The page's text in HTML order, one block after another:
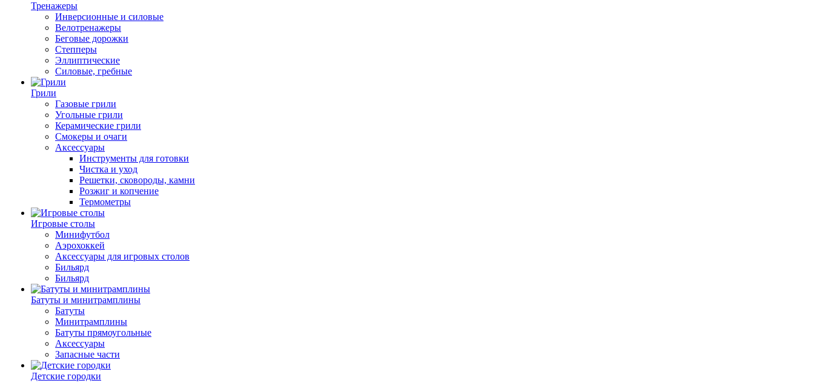
Тренажеры
Инверсионные и силовые
Велотренажеры
Беговые дорожки
Степперы
Эллиптические
Силовые, гребные
Грили
Газовые грили
Угольные грили
Керамические грили
Смокеры и очаги
Аксессуары
Инструменты для готовки
Чистка и уход
Решетки, сковороды, камни
Розжиг и копчение
Термометры
Игровые столы
Минифутбол
Аэрохоккей
Аксессуары для игровых столов
Бильяpд
Бильяpд
Батуты и минитрамплины
Батуты
Минитрамплины
Батуты прямоугольные
Аксессуары
Запасные части
Детские городки